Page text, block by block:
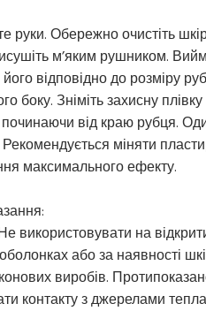
руки. Обережно очистіть
м’яким рушником.
його відповідно до розміру
боку. Зніміть захисну
від краю рубця.
міняти
максимального ефекту.
використовувати на
або за наявності
виробів.
контакту з джерелами